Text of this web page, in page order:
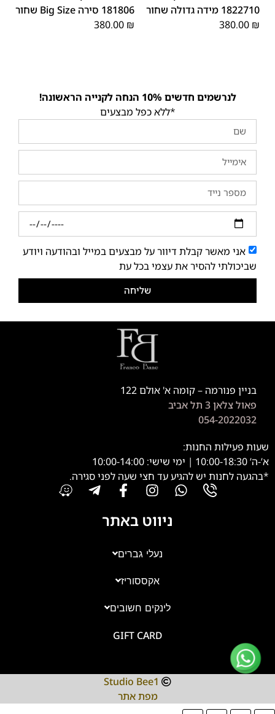
1822710 מידה גדולה שחור
380.00 ₪
181806 סירה Big Size שחור
380.00 ₪
לנרשמים חדשים 10% הנחה לקנייה הראשונה!
*ללא כפל מבצעים
אני מאשר קבלת דיוור על מבצעים במייל ובהודעה ויודע
שביכולתי להסיר את עצמי בכל עת
שליחה
בניין פנורמה – קומה א' אולם 122
פאול צלאן 3 תל אביב
054-2022032
שעות פעילות החנות:
א’-ה’ 10:00-18:30 | ימי שישי: 10:00-14:00
*בהגעה לחנות יש להגיע עד חצי שעה לפני סגירה.
ניווט באתר
נעלי גברים
אקססוריז
לינקים חשובים
GIFT CARD
Studio Bee1
מפת אתר